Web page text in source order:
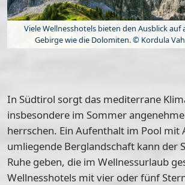
Viele Wellnesshotels bieten den Ausblick
Gebirge wie die Dolomiten. © Kordula
In Südtirol sorgt das mediterrane
insbesondere im Sommer
herrschen. Ein Aufenthalt im Pool mit
umliegende Berglandschaft kann der
Ruhe geben, die im Wellnessurlaub
Wellnesshotels mit vier oder fünf